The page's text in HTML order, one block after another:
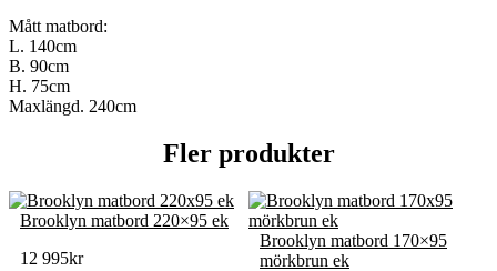
Mått matbord:
L. 140cm
B. 90cm
H. 75cm
Maxlängd. 240cm
Fler produkter
Brooklyn matbord 220×95 ek
12 995kr
Brooklyn matbord 170×95
mörkbrun ek